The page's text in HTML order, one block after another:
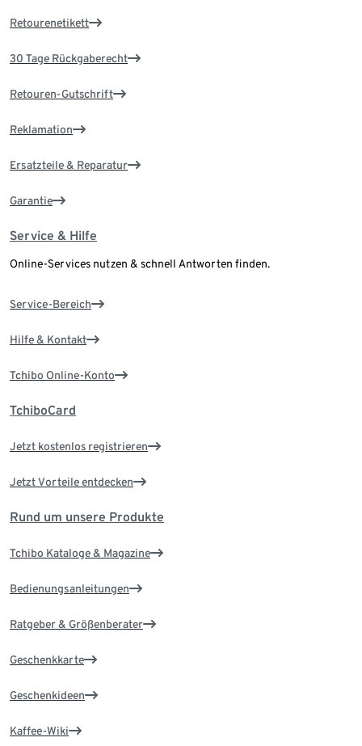
Retourenetikett
30 Tage Rückgaberecht
Retouren-Gutschrift
Reklamation
Ersatzteile & Reparatur
Garantie
Service & Hilfe
Online-Services nutzen & schnell Antworten finden.
Service-Bereich
Hilfe & Kontakt
Tchibo Online-Konto
TchiboCard
Jetzt kostenlos registrieren
Jetzt Vorteile entdecken
Rund um unsere Produkte
Tchibo Kataloge & Magazine
Bedienungsanleitungen
Ratgeber & Größenberater
Geschenkkarte
Geschenkideen
Kaffee-Wiki